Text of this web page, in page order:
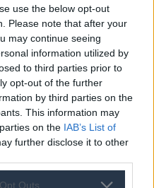
use the below opt-out
Please note that after your
may continue seeing
information utilized by
to third parties prior to
opt-out of the further
by third parties on the
This information may
on the IAB’s List of
further disclose it to other
Outs
Ανοιχτή η
για τις πυρόπληκτες
της Σαμοθράκης
εξαγοράζει την easyJet
7,7 δισ. δολαρίων
Νέο ιστορικό υψηλό με πάνω
επιβάτες τον Ιούλιο